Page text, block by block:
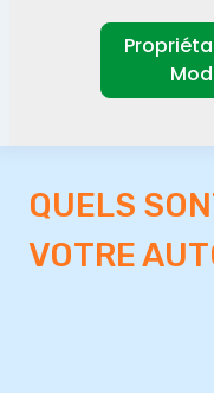
QUELS
VOTRE